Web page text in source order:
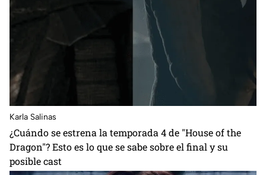
Karla Salinas
¿Cuándo se estrena la temporada 4 de "House of the
Dragon"? Esto es lo que se sabe sobre el final y su
posible cast